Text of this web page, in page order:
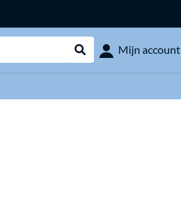
Webshop doorzoeken
Mijn account